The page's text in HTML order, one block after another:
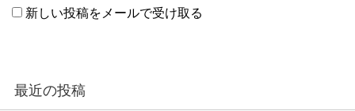
新しい投稿をメールで受け取る
最近の投稿